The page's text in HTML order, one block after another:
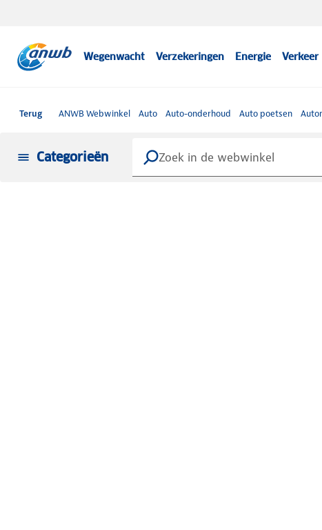
Wegenwacht Verzekeringen Energie Verkeer
Terug ANWB Webwinkel Auto Auto-onderhoud Auto poetsen
Categorieën